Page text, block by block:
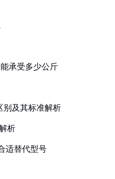
承受多少公斤
别及其标准解析
析
适替代型号